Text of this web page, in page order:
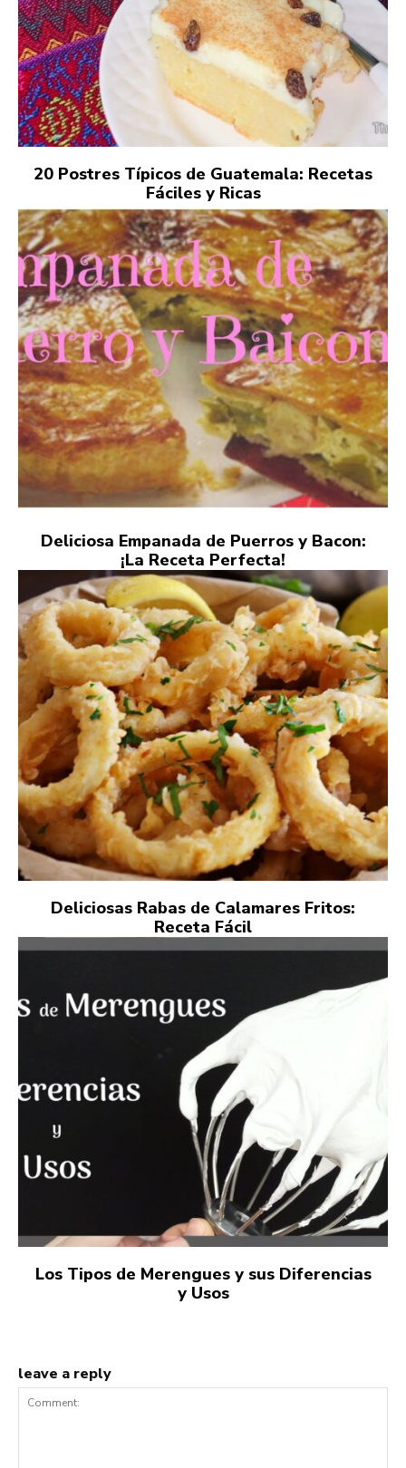
20 Postres Típicos de Guatemala: Recetas
Fáciles y Ricas
Deliciosa Empanada de Puerros y Bacon:
¡La Receta Perfecta!
Deliciosas Rabas de Calamares Fritos:
Receta Fácil
Los Tipos de Merengues y sus Diferencias
y Usos
leave a reply